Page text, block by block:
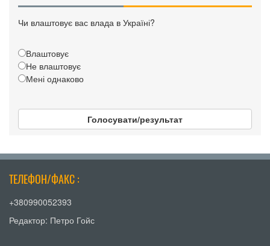
Чи влаштовує вас влада в Україні?
Влаштовує
Не влаштовує
Мені однаково
Голосувати/результат
ТЕЛЕФОН/ФАКС :
+380990052393
Редактор: Петро Гойс